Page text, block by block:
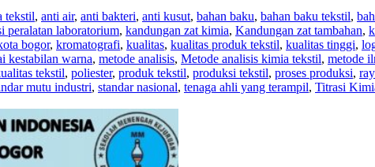
tekstil, anti air, anti bakteri, anti kusut, bahan baku, bahan baku tekstil,
peralatan laboratorium, kandungan zat kimia, Kandungan zat tambahan,
bogor, kromatografi, kualitas, kualitas produk tekstil, kualitas tinggi,
kestabilan warna, metode analisis, Metode analisis kimia tekstil, metode
tekstil, poliester, produk tekstil, produksi tekstil, proses produksi,
mutu industri, standar nasional, tenaga ahli yang terampil, Titrasi